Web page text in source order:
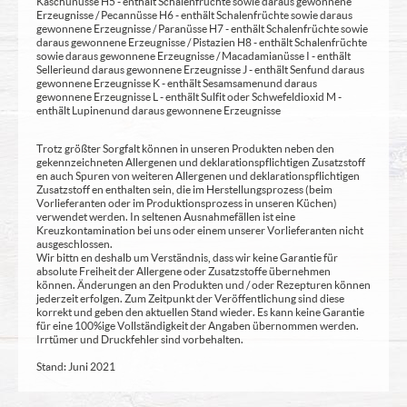
Erzeugnisse / Pecannüsse H6 - enthält Schalenfrüchte sowie daraus
gewonnene Erzeugnisse / Paranüsse H7 - enthält Schalenfrüchte sowie
daraus gewonnene Erzeugnisse / Pistazien H8 - enthält Schalenfrüchte
sowie daraus gewonnene Erzeugnisse / Macadamianüsse I - enthält
Sellerie und daraus gewonnene Erzeugnisse J - enthält Senf und daraus
gewonnene Erzeugnisse K - enthält Sesamsamen und daraus
gewonnene Erzeugnisse L - enthält Sulfit oder Schwefeldioxid M -
enthält Lupinen und daraus gewonnene Erzeugnisse
Trotz größter Sorgfalt können in unseren Produkten neben den
gekennzeichneten Allergenen und deklarationspflichtigen Zusatzstoff
en auch Spuren von weiteren Allergenen und deklarationspflichtigen
Zusatzstoff en enthalten sein, die im Herstellungsprozess (beim
Vorlieferanten oder im Produktionsprozess in unseren Küchen)
verwendet werden. In seltenen Ausnahmefällen ist eine
Kreuzkontamination bei uns oder einem unserer Vorlieferanten nicht
ausgeschlossen.
Wir bittn en deshalb um Verständnis, dass wir keine Garantie für
absolute Freiheit der Allergene oder Zusatzstoffe übernehmen
können. Änderungen an den Produkten und / oder Rezepturen können
jederzeit erfolgen. Zum Zeitpunkt der Veröffentlichung sind diese
korrekt und geben den aktuellen Stand wieder. Es kann keine Garantie
für eine 100%ige Vollständigkeit der Angaben übernommen werden.
Irrtümer und Druckfehler sind vorbehalten.
Stand: Juni 2021